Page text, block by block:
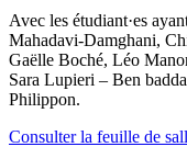
Avec les étudiant·es
Mahadavi-Damghani,
Gaëlle Boché, Léo
Sara Lupieri – Ben
Philippon.
Consulter la feuille de